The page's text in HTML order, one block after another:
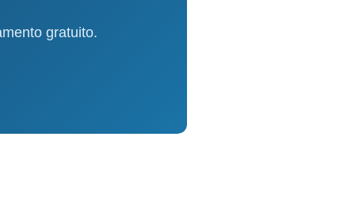
gratuito.